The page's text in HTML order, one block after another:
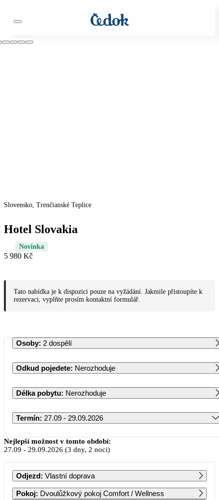
Slovensko, Trenčianské Teplice
Hotel Slovakia
Novinka
5 980 Kč
Tato nabídka je k dispozici pouze na vyžádání. Jakmile přistoupíte k
rezervaci, vyplňte prosím kontaktní formulář.
Osoby: 2 dospělí
Odkud pojedete: Nerozhoduje
Délka pobytu: Nerozhoduje
Termín: 27.09 - 29.09.2026
Září 2026
PO ÚT ST ČT PÁ SO NE
1
6 100
2
6 100
3
6 100
4
6 100
5
6 100
6
Nejlepší možnost v tomto období:
27.09 - 29.09.2026 (3 dny, 2 noci)
Odjezd: Vlastní doprava
Pokoj: Dvoulůžkový pokoj Comfort / Wellness